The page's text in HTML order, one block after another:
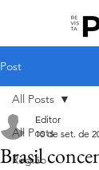
Post
All Posts
Região
All Posts
Brasil
Editor
10 de set. de